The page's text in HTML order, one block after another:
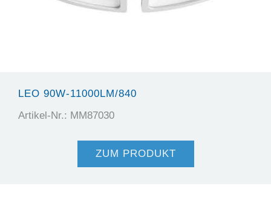
LEO 90W-11000LM/840
Artikel-Nr.: MM87030
ZUM PRODUKT